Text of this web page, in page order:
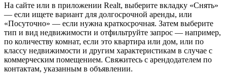
На сайте или в приложении Realt, выберите вкладку «Снять»
— если ищете вариант для долгосрочной аренды, или
«Посуточно» — если нужна краткосрочная. Затем выберите
тип и вид недвижимости и отфильтруйте запрос — например,
по количеству комнат, если это квартира или дом, или по
классу недвижимости и другим характеристикам в случае с
коммерческим помещением. Свяжитесь с арендодателем по
контактам, указанным в объявлении.